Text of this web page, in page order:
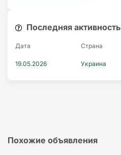
Последняя активность
Дата Страна
19.05.2026 Украина
Похожие объявления